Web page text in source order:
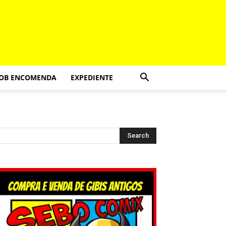
ENCOMENDA EXPEDIENTE